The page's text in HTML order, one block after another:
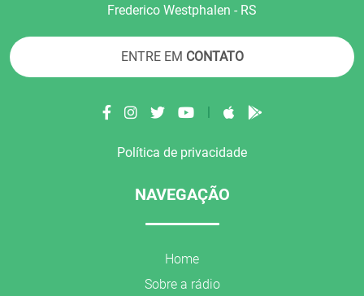
Frederico Westphalen - RS
ENTRE EM CONTATO
|
Política de privacidade
NAVEGAÇÃO
Home
Sobre a rádio